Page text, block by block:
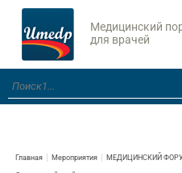
Медицинский
для врачей
Главная Мероприятия МЕДИЦИНСКИЙ